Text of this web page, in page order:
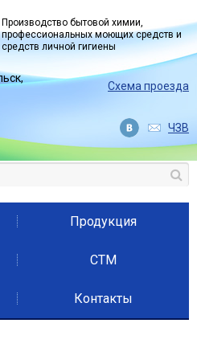
Производство бытовой химии,
профессиональных моющих средств и
средств личной гигиены
Схема проезда
ЧЗВ
Продукция
СТМ
Контакты